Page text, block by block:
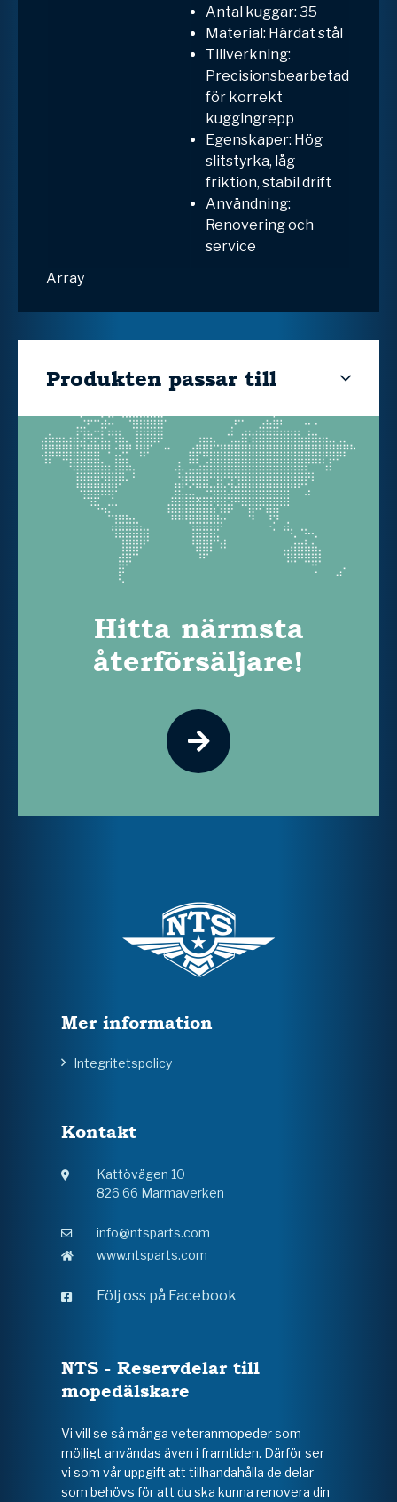
Antal kuggar: 35
Material: Härdat stål
Tillverkning:
Precisionsbearbetad
för korrekt
kuggingrepp
Egenskaper: Hög
slitstyrka, låg
friktion, stabil drift
Användning:
Renovering och
service
Array
Produkten passar till
Hitta närmsta
återförsäljare!
Mer information
Integritetspolicy
Kontakt
Kattövägen 10
826 66 Marmaverken
info@ntsparts.com
www.ntsparts.com
Följ oss på Facebook
NTS - Reservdelar till
mopedälskare
Vi vill se så många veteranmopeder som
möjligt användas även i framtiden. Därför ser
vi som vår uppgift att tillhandahålla de delar
som behövs för att du ska kunna renovera din